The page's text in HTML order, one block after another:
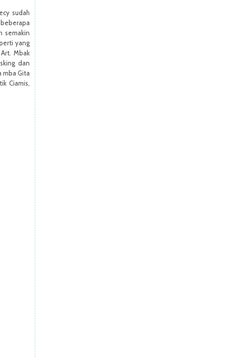
sudah
semakin
yang
Mbak
dan
mba Gita
Ciamis,